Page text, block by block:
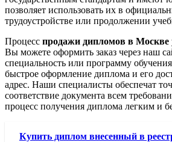
позволяет использовать их в
трудоустройстве или продолжении
Процесс продажи дипломов в Москве
Вы можете оформить заказ через наш
специальность или программу
быстрое оформление диплома и его
адрес. Наши специалисты обеспечат
соответствие документа всем
процесс получения диплома легким и
Купить диплом внесенный в